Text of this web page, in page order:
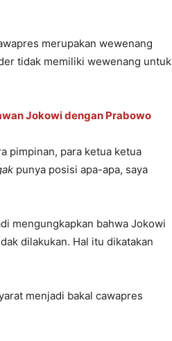
merupakan wewenang
tidak memiliki wewenang untuk
Jokowi dengan Prabowo
pimpinan, para ketua ketua
punya posisi apa-apa, saya
mengungkapkan bahwa Jokowi
dilakukan. Hal itu dikatakan
menjadi bakal cawapres